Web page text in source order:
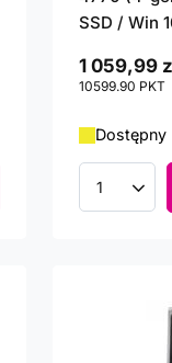
SSD / Win
1 059,99
10599.90 PKT
Dostępny
Ilość